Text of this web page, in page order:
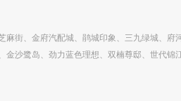
麻街、金府汽配城、鹃城印象、三九绿城、
金沙鹭岛、劲力蓝色理想、双楠尊邸、世代锦